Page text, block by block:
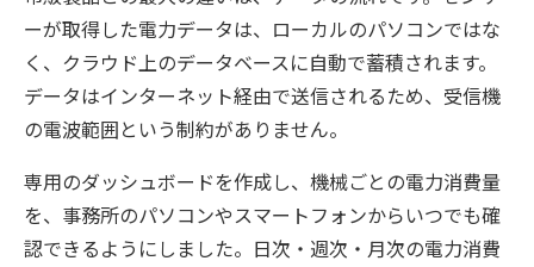
ーが取得した電力データは、ローカルのパソコンではな
く、クラウド上のデータベースに自動で蓄積されます。
データはインターネット経由で送信されるため、受信機
の電波範囲という制約がありません。
専用のダッシュボードを作成し、機械ごとの電力消費量
を、事務所のパソコンやスマートフォンからいつでも確
認できるようにしました。日次・週次・月次の電力消費